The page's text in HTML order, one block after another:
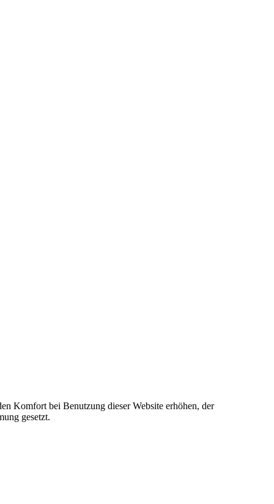
Komfort bei Benutzung dieser Website erhöhen, der
gesetzt.